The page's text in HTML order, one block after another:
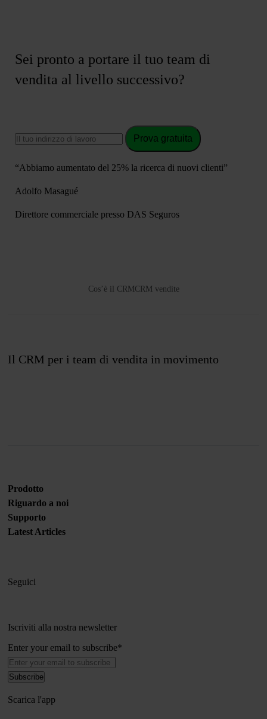
Sei pronto a portare il tuo team di
vendita al livello successivo?
Prova gratuita
“Abbiamo aumentato del 25% la ricerca di nuovi clienti”
Adolfo Masagué
Direttore commerciale presso DAS Seguros
Cos’è il CRM CRM vendite
Il CRM per i team di vendita in movimento
Prodotto
Riguardo a noi
Supporto
Latest Articles
Seguici
Iscriviti alla nostra newsletter
Enter your email to subscribe*
Scarica l'app